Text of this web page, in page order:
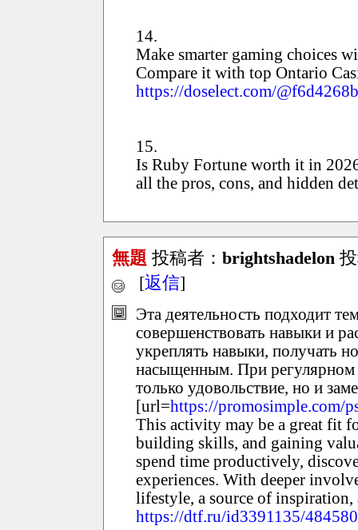
14.
Make smarter gaming choices
Compare it with top Ontario
https://doselect.com/
15.
Is Ruby Fortune worth it in
all the pros, cons, and hidden
無題 投稿者： brightshadelon
[返信]
Эта деятельность подходит
совершенствовать навыки и
укреплять навыки, получать
насыщенным. При регулярном
только удовольствие, но и
[url=https://promosimple.com/
This activity may be a great fit
building skills, and gaining
spend time productively,
experiences. With deeper
lifestyle, a source of
https://dtf.ru/id3391135/